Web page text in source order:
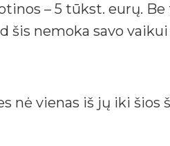
– 5 tūkst. eurų. Be
šis nemoka savo
nė vienas iš jų iki šios